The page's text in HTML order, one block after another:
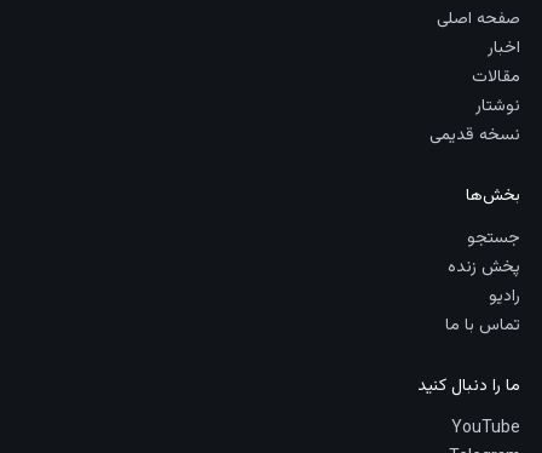
صفحه اصلی
اخبار
مقالات
نوشتار
نسخه قدیمی
بخش‌ها
جستجو
پخش زنده
رادیو
تماس با ما
ما را دنبال کنید
YouTube